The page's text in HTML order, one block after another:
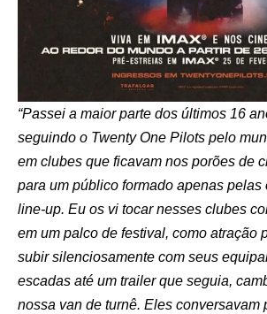
“Passei a maior parte dos últimos 16
seguindo o Twenty One Pilots pelo
em clubes que ficavam nos porões de
para um público formado apenas pelas
line-up. Eu os vi tocar nesses clubes
em um palco de festival, como atração
subir silenciosamente com seus
escadas até um trailer que seguia,
nossa van de turnê. Eles conversavam